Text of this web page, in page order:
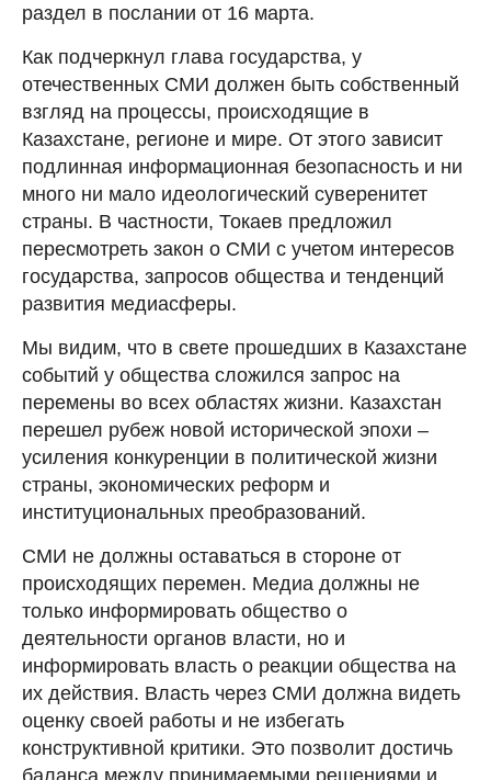
раздел в послании от 16 марта.
Как подчеркнул глава государства, у
отечественных СМИ должен быть собственный
взгляд на процессы, происходящие в
Казахстане, регионе и мире. От этого зависит
подлинная информационная безопасность и ни
много ни мало идеологический суверенитет
страны. В частности, Токаев предложил
пересмотреть закон о СМИ с учетом интересов
государства, запросов общества и тенденций
развития медиасферы.
Мы видим, что в свете прошедших в Казахстане
событий у общества сложился запрос на
перемены во всех областях жизни. Казахстан
перешел рубеж новой исторической эпохи –
усиления конкуренции в политической жизни
страны, экономических реформ и
институциональных преобразований.
СМИ не должны оставаться в стороне от
происходящих перемен. Медиа должны не
только информировать общество о
деятельности органов власти, но и
информировать власть о реакции общества на
их действия. Власть через СМИ должна видеть
оценку своей работы и не избегать
конструктивной критики. Это позволит достичь
баланса между принимаемыми решениями и